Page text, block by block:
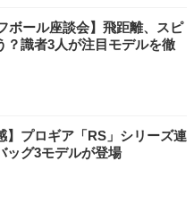
ボール座談会】飛距離、スピ
？識者3人が注目モデルを徹
】プロギア「RS」シリーズ連
ッグ3モデルが登場